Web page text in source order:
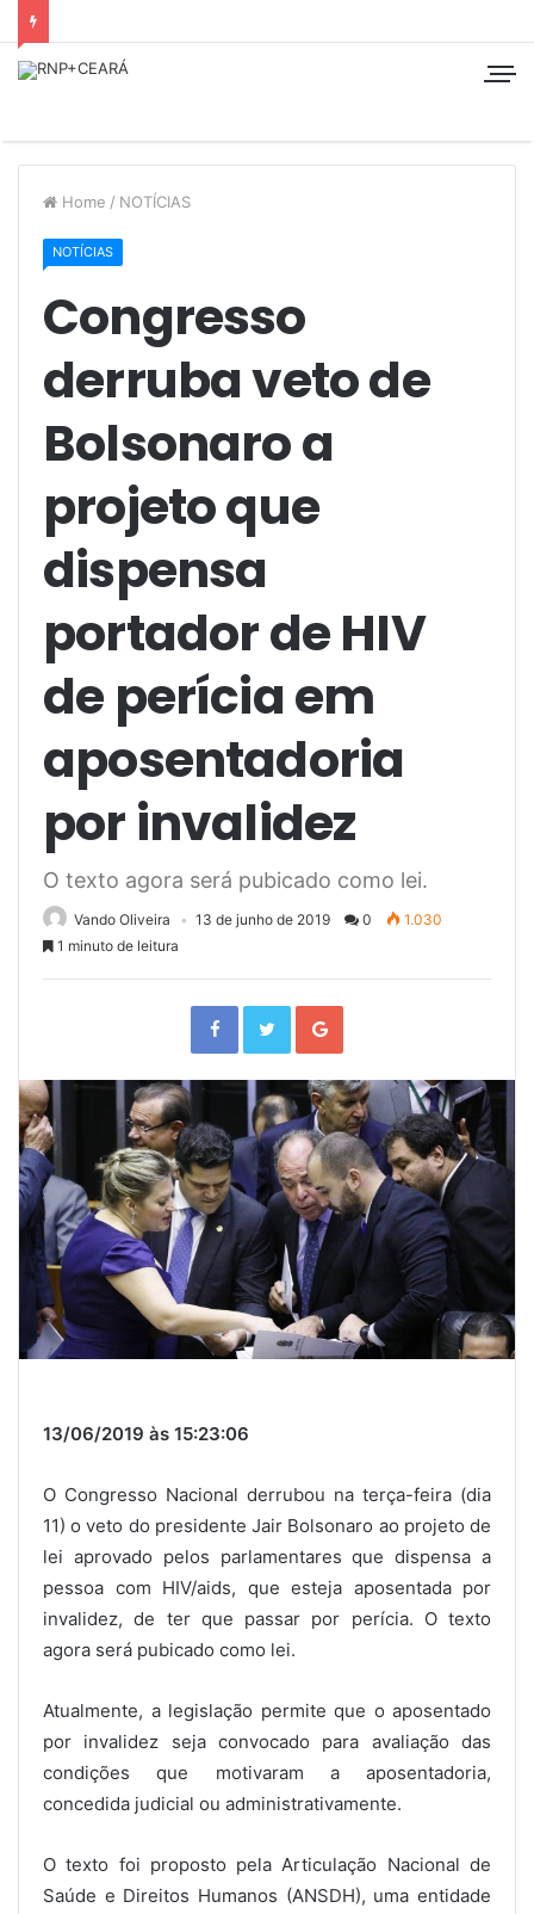
Home / NOTÍCIAS
NOTÍCIAS
Congresso
derruba veto de
Bolsonaro a
projeto que
dispensa
portador de HIV
de perícia em
aposentadoria
por invalidez
O texto agora será pubicado como lei.
Vando Oliveira 13 de junho de 2019 0
1.030
1 minuto de leitura
F
b
o
k
T
t
r +
13/06/2019 às 15:23:06
O Congresso Nacional derrubou na terça-feira (dia
11) o veto do presidente Jair Bolsonaro ao projeto de
lei aprovado pelos parlamentares que dispensa a
pessoa com HIV/aids, que esteja aposentada por
invalidez, de ter que passar por perícia. O texto
agora será pubicado como lei.
Atualmente, a legislação permite que o aposentado
por invalidez seja convocado para avaliação das
condições que motivaram a aposentadoria,
concedida judicial ou administrativamente.
O texto foi proposto pela Articulação Nacional de
Saúde e Direitos Humanos (ANSDH), uma entidade